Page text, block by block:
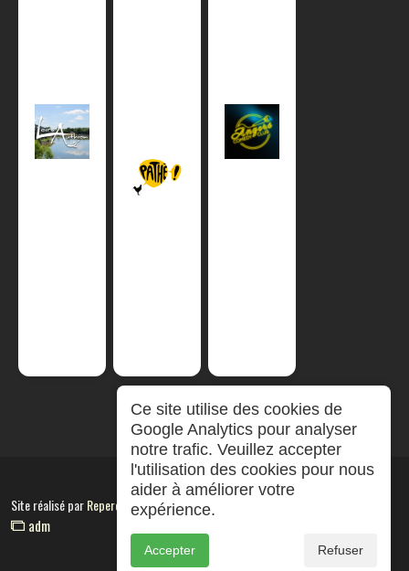
Site réalisé parRepereCom
adm
Ce site utilise des cookies de
Google Analytics pour analyser
notre trafic. Veuillez accepter
l'utilisation des cookies pour nous
aider à améliorer votre
expérience.
Accepter Refuser